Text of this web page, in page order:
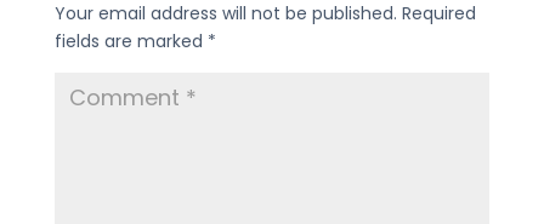
Your email address will not be published. Required
fields are marked *